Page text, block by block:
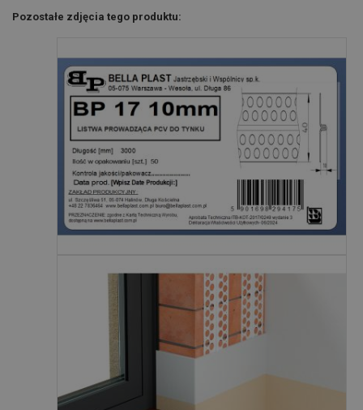
Pozostałe zdjęcia tego produktu: